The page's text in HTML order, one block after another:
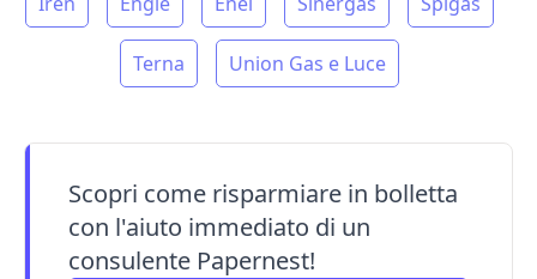
Terna Union Gas e Luce
Scopri come risparmiare in bolletta
con l'aiuto immediato di un
consulente Papernest!